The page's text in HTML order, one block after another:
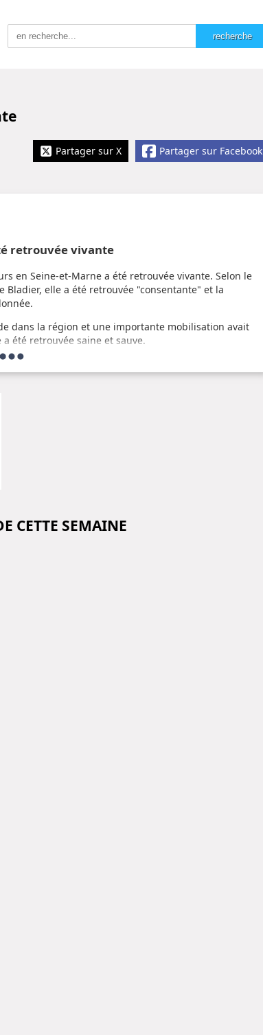
Partager sur Facebook
Partager sur X
retrouvée vivante
en Seine-et-Marne a été retrouvée vivante. Selon le
Bladier, elle a été retrouvée "consentante" et la
dans la région et une importante mobilisation avait
été retrouvée saine et sauve.
famille qui ont vécu des moments difficiles. Nous
de continuer à pratiquer son sport en toute sécurité.
CETTE SEMAINE